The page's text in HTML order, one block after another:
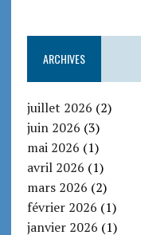
ARCHIVES
juillet 2026 (2)
juin 2026 (3)
mai 2026 (1)
avril 2026 (1)
mars 2026 (2)
février 2026 (1)
janvier 2026 (1)